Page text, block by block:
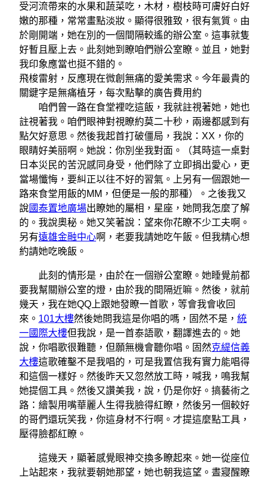
受河流帶來的水果和蔬菜吃，木材，樹枝時可膚好白好
嫩的那種，常常畫點淡妝。顯得很雅致，很有氣質。由
於剛開端，她在別的一個間隔較遙的辦公室。這事就隻
好暫且壓上去。此刻她到瞭咱們辦公室瞭。並且，她對
我印象應當也挺不錯的。
飛梭雷射，反應現在微創無痛的愛美需求。今年最貴的
關鍵字是無痛植牙，每次點擊的廣告費用約
咱們曾一路在食堂裡吃這飯，我就註視著她，她也
註視著我。咱們眼神對視瞭約莫二十秒，兩邊都感到有
點欠好意思。然後我起首打破僵局，我說：XX，你的
眼睛好美丽啊。她說：你別坐我對面。（其時這一桌對
日本災民的苦況感同身受，他們除了立即捐出愛心，更
當場懺悔，要糾正以往不好的習氣。上另有一個跟她一
路來食堂用飯的MM，但便是一般的那種）。之後我又
說國泰置地廣場出瞭她的屬相，星座，她問我怎麼了解
的。我說奧秘。她又笑著說：望來你花瞭不少工夫啊。
另有遠雄金融中心啊，老要我請她吃午飯。但我精心想
約請她吃晚飯。
此刻的情形是，由於在一個辦公室瞭。她睡覺前都
要我幫關辦公室的燈，由於我的間隔近嘛。然後，就前
幾天，我在她QQ上跟她發瞭一首歌，等會我會收回
來。 101大樓然後她問我這是你唱的嗎，固然不是， 統
一國際大樓但我說，是一首泰語歌，翻譯進去的。她
說，你唱歌很難聽，但願無機會聽你唱。固然克緹信義
大樓這歌確鑿不是我唱的，可是我置信我有實力能唱得
和這個一樣好。然後昨天又忽然放工時，喊我，鳴我幫
她提個工具。然後又讚美我，說，仍是你好。搞藝術之
路：繪製用嘴華麗人生得我臉得紅瞭，然後另一個較好
的哥們還玩笑我，你這身材不行啊。才提這麼點工具，
壓得臉都紅瞭。
這幾天，顯著感覺眼神交換多瞭起來。她一從座位
上站起來，我就要朝她那望，她也朝我這望。晝寢醒瞭